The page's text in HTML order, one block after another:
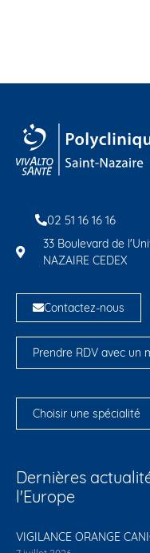
02 51 16 16 16
33 Boulevard de
NAZAIRE CEDEX
Contactez-nous
Prendre RDV avec un
Choisir une spécialité
Dernières
l'Europe
VIGILANCE ORANGE